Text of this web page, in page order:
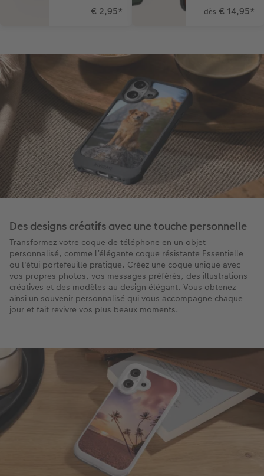
€ 2,95* dès € 14,95*
Des designs créatifs avec une touche personnelle
Transformez votre coque de téléphone en un objet
personnalisé, comme l’élégante coque résistante Essentielle
ou l'étui portefeuille pratique. Créez une coque unique avec
vos propres photos, vos messages préférés, des illustrations
créatives et des modèles au design élégant. Vous obtenez
ainsi un souvenir personnalisé qui vous accompagne chaque
jour et fait revivre vos plus beaux moments.